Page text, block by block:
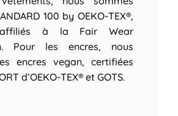
100 by OEKO-TEX®,
à la Fair Wear
Pour les encres, nous
encres vegan, certifiées
d’OEKO-TEX® et GOTS.